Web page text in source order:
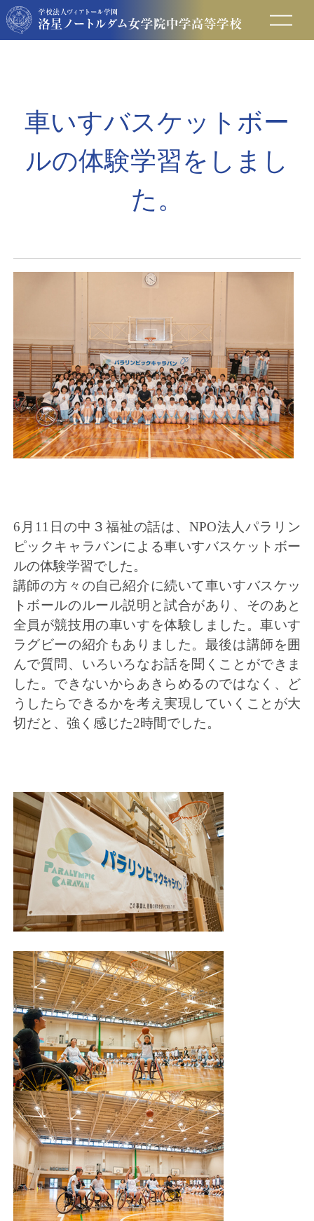
保護者の方へ
卒業生の方へ
お問い合わせ
車いすバスケットボー
ルの体験学習をしまし
た。
6月11日の中３福祉の話は、NPO法人パラリン
ピックキャラバンによる車いすバスケットボー
ルの体験学習でした。
講師の方々の自己紹介に続いて車いすバスケッ
トボールのルール説明と試合があり、そのあと
全員が競技用の車いすを体験しました。車いす
ラグビーの紹介もありました。最後は講師を囲
んで質問、いろいろなお話を聞くことができま
した。できないからあきらめるのではなく、ど
うしたらできるかを考え実現していくことが大
切だと、強く感じた2時間でした。